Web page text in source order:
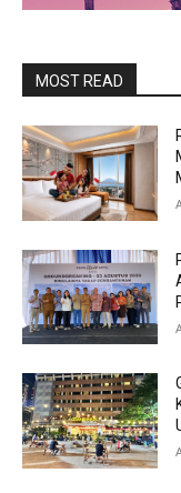
MOST READ